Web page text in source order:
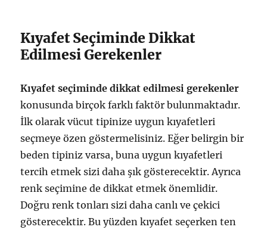
Kıyafet Seçiminde Dikkat
Edilmesi Gerekenler
Kıyafet seçiminde dikkat edilmesi gerekenler
konusunda birçok farklı faktör bulunmaktadır.
İlk olarak vücut tipinize uygun kıyafetleri
seçmeye özen göstermelisiniz. Eğer belirgin bir
beden tipiniz varsa, buna uygun kıyafetleri
tercih etmek sizi daha şık gösterecektir. Ayrıca
renk seçimine de dikkat etmek önemlidir.
Doğru renk tonları sizi daha canlı ve çekici
gösterecektir. Bu yüzden kıyafet seçerken ten